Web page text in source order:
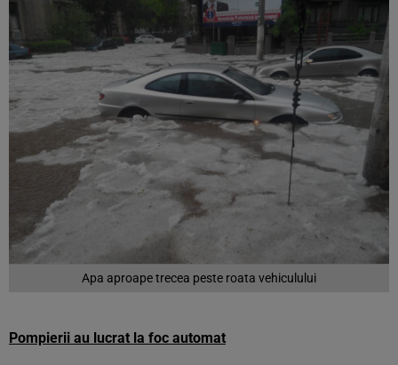
Apa aproape trecea peste roata vehiculului
Pompierii au lucrat la foc automat